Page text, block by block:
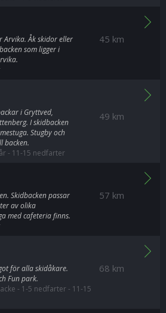
45 km
Arvika. Åk skidor eller
som ligger i
49 km
i Gryttved,
I skidbacken
Stugby och
backen.
- 11-15 nedfarter
57 km
Skidbacken passar
av olika
med cafeteria finns.
68 km
för alla skidåkare.
Fun park.
- 1-5 nedfarter- 11-15